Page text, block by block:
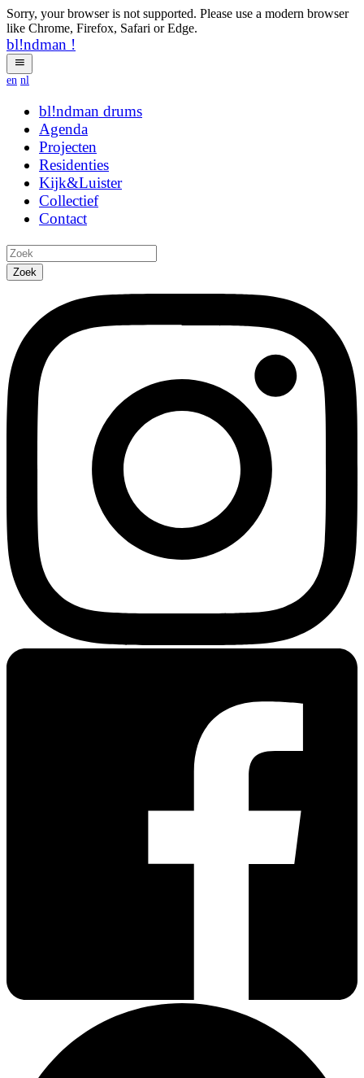
Sorry, your browser is not supported. Please use a modern browser
like Chrome, Firefox, Safari or Edge.
bl!ndman !
en nl
bl!ndman ritdix
Agenda
Projecten
Residenties
Kijk&Luister
Collectief
Contact
Zoek